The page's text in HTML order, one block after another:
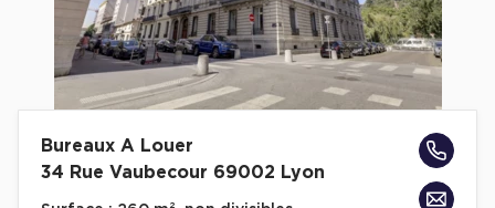
Bureaux A Louer
34 Rue Vaubecour 69002 Lyon